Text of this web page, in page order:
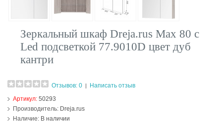
Зеркальный шкаф Dreja.rus Max 80 с
Led подсветкой 77.9010D цвет дуб
кантри
Отзывов: 0
Написать отзыв
Артикул:50293
Производитель: Dreja.rus
Наличие: В наличии